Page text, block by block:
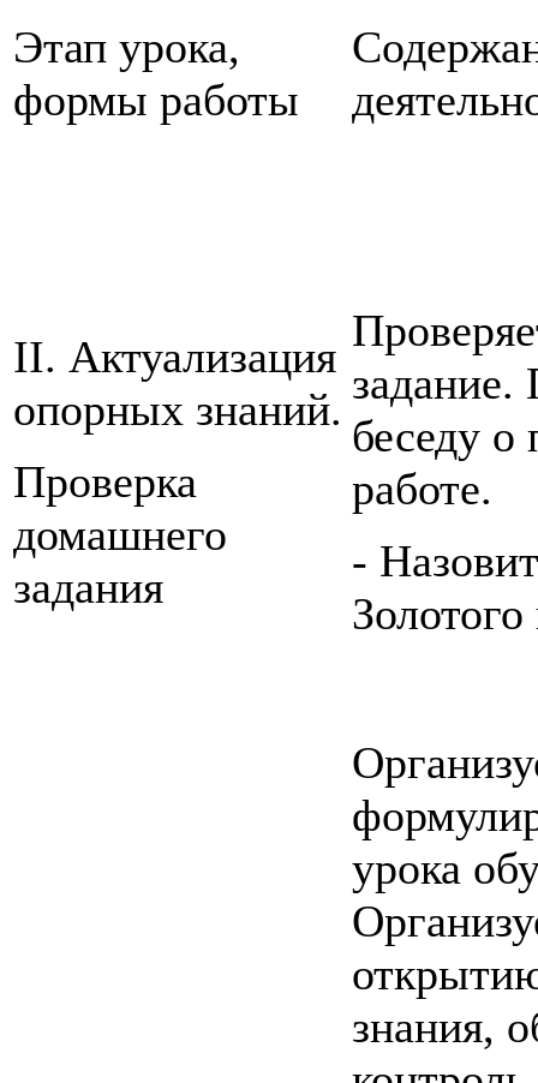
Этап урока,
формы работы
II. Актуализация
опорных знаний.
Проверка
домашнего
задания
задание.
беседу о
работе.
-
Золотого
урока
знания,